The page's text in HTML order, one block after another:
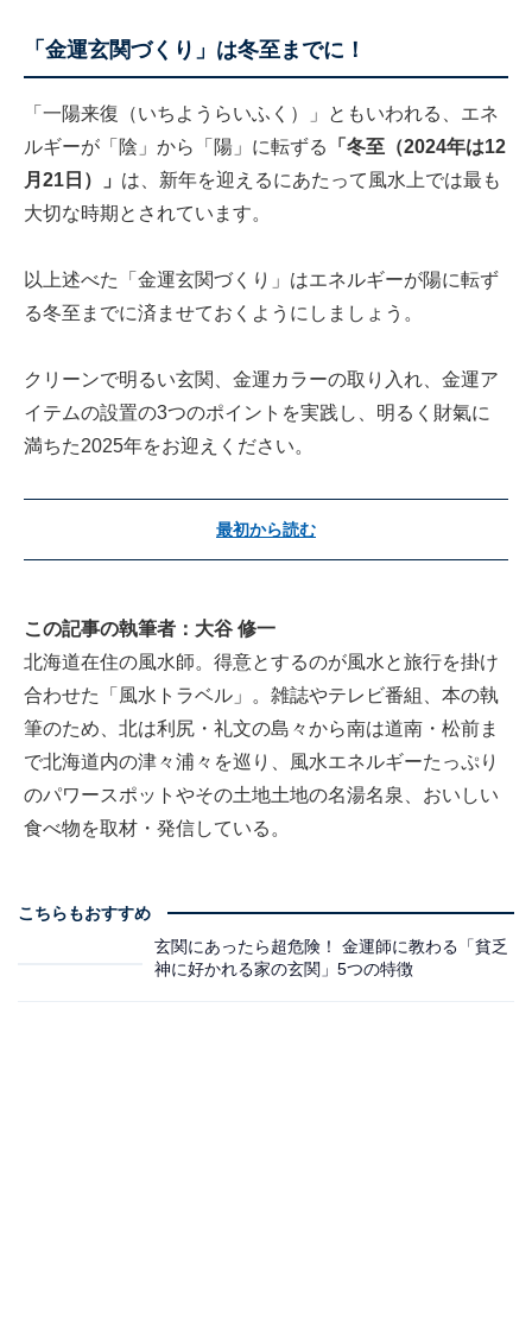
「金運玄関づくり」は冬至までに！
「一陽来復（いちようらいふく）」ともいわれる、エネ
ルギーが「陰」から「陽」に転ずる
「冬至（2024年は12
月21日）」 は、新年を迎えるにあたって風水上では最も
大切な時期とされています。
以上述べた「金運玄関づくり」はエネルギーが陽に転ず
る冬至までに済ませておくようにしましょう。
クリーンで明るい玄関、金運カラーの取り入れ、金運ア
イテムの設置の3つのポイントを実践し、明るく財氣に
満ちた2025年をお迎えください。
最初から読む
この記事の執筆者：大谷 修一
北海道在住の風水師。得意とするのが風水と旅行を掛け
合わせた「風水トラベル」。雑誌やテレビ番組、本の執
筆のため、北は利尻・礼文の島々から南は道南・松前ま
で北海道内の津々浦々を巡り、風水エネルギーたっぷり
のパワースポットやその土地土地の名湯名泉、おいしい
食べ物を取材・発信している。
こちらもおすすめ
玄関にあったら超危険！ 金運師に教わる「貧乏
神に好かれる家の玄関」5つの特徴